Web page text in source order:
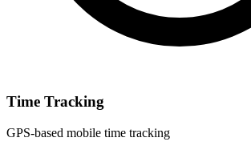
Time Tracking
GPS-based mobile time tracking